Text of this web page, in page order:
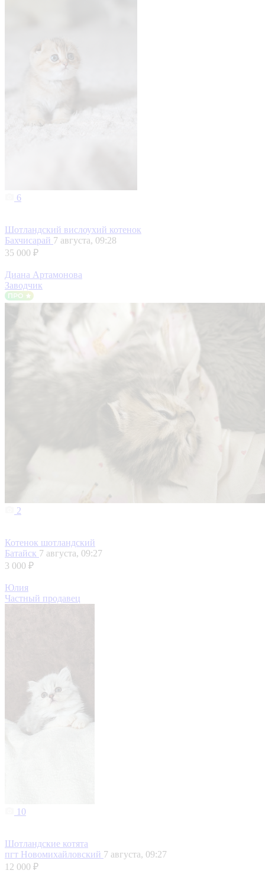
6
Шотландский вислоухий котенок
Бахчисарай 7 августа, 09:28
35 000 ₽
Диана Артамонова
Заводчик
2
Котенок шотландский
Батайск 7 августа, 09:27
3 000 ₽
Юлия
Частный продавец
10
Шотландские котята
пгт Новомихайловский 7 августа, 09:27
12 000 ₽